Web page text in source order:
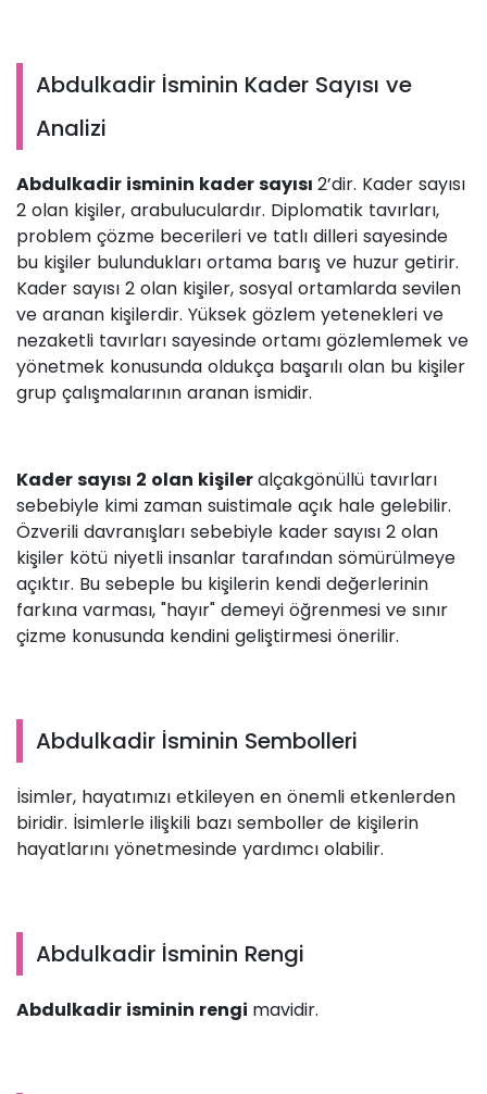
Abdulkadir İsminin Kader Sayısı ve
Analizi
Abdulkadir isminin kader sayısı 2’dir. Kader sayısı
2 olan kişiler, arabuluculardır. Diplomatik tavırları,
problem çözme becerileri ve tatlı dilleri sayesinde
bu kişiler bulundukları ortama barış ve huzur getirir.
Kader sayısı 2 olan kişiler, sosyal ortamlarda sevilen
ve aranan kişilerdir. Yüksek gözlem yetenekleri ve
nezaketli tavırları sayesinde ortamı gözlemlemek ve
yönetmek konusunda oldukça başarılı olan bu kişiler
grup çalışmalarının aranan ismidir.
Kader sayısı 2 olan kişileralçakgönüllü tavırları
sebebiyle kimi zaman suistimale açık hale gelebilir.
Özverili davranışları sebebiyle kader sayısı 2 olan
kişiler kötü niyetli insanlar tarafından sömürülmeye
açıktır. Bu sebeple bu kişilerin kendi değerlerinin
farkına varması, "hayır" demeyi öğrenmesi ve sınır
çizme konusunda kendini geliştirmesi önerilir.
Abdulkadir İsminin Sembolleri
İsimler, hayatımızı etkileyen en önemli etkenlerden
biridir. İsimlerle ilişkili bazı semboller de kişilerin
hayatlarını yönetmesinde yardımcı olabilir.
Abdulkadir İsminin Rengi
Abdulkadir isminin rengi mavidir.